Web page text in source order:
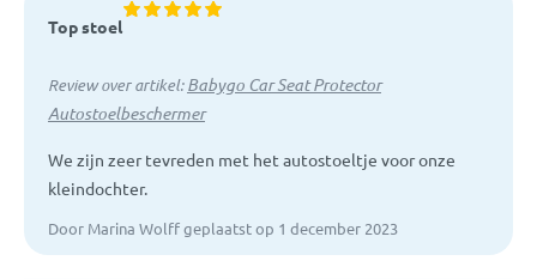
Top stoel
Review over artikel:Babygo Car Seat Protector
Autostoelbeschermer
We zijn zeer tevreden met het autostoeltje voor onze
kleindochter.
Door Marina Wolff geplaatst op 1 december 2023